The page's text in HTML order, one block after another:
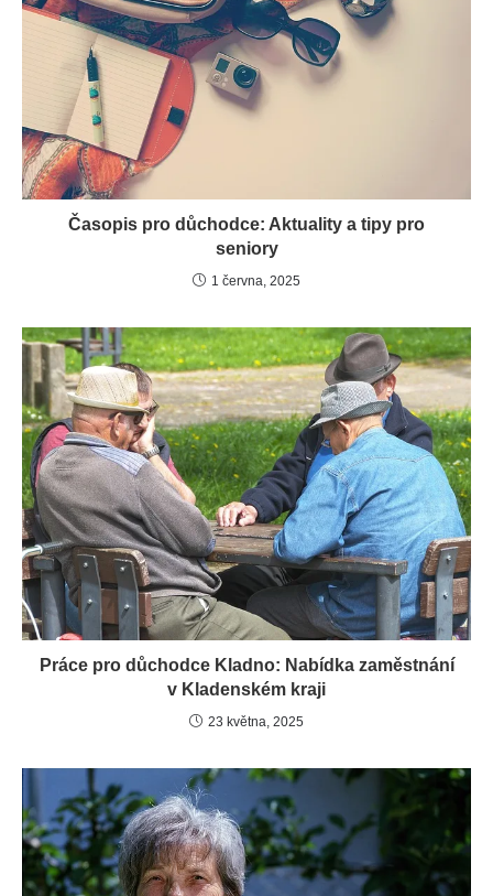
Časopis pro důchodce: Aktuality a tipy pro
seniory
1 června, 2025
Práce pro důchodce Kladno: Nabídka zaměstnání
v Kladenském kraji
23 května, 2025